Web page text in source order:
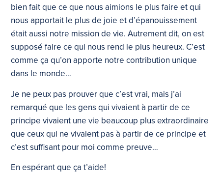
bien fait que ce que nous aimions le plus faire et qui
nous apportait le plus de joie et d’épanouissement
était aussi notre mission de vie. Autrement dit, on est
supposé faire ce qui nous rend le plus heureux. C’est
comme ça qu’on apporte notre contribution unique
dans le monde…
Je ne peux pas prouver que c’est vrai, mais j’ai
remarqué que les gens qui vivaient à partir de ce
principe vivaient une vie beaucoup plus extraordinaire
que ceux qui ne vivaient pas à partir de ce principe et
c’est suffisant pour moi comme preuve…
En espérant que ça t’aide!